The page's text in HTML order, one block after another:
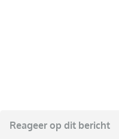
Reageer op dit bericht